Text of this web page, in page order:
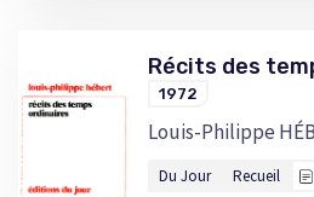
Récits des
1972
Louis-Philippe
Du Jour Recueil